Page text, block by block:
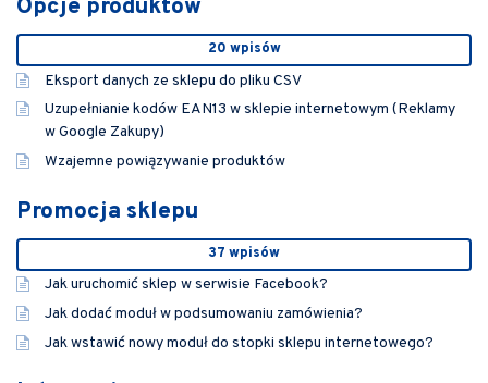
Opcje produktów
20 wpisów
Eksport danych ze sklepu do pliku CSV
Uzupełnianie kodów EAN13 w sklepie internetowym (Reklamy
w Google Zakupy)
Wzajemne powiązywanie produktów
Promocja sklepu
37 wpisów
Jak uruchomić sklep w serwisie Facebook?
Jak dodać moduł w podsumowaniu zamówienia?
Jak wstawić nowy moduł do stopki sklepu internetowego?